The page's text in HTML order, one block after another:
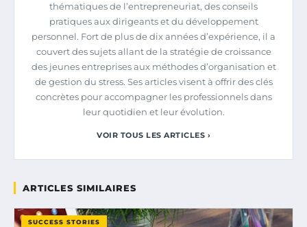
thématiques de l’entrepreneuriat, des conseils
pratiques aux dirigeants et du développement
personnel. Fort de plus de dix années d’expérience, il a
couvert des sujets allant de la stratégie de croissance
des jeunes entreprises aux méthodes d’organisation et
de gestion du stress. Ses articles visent à offrir des clés
concrètes pour accompagner les professionnels dans
leur quotidien et leur évolution.
VOIR TOUS LES ARTICLES ›
ARTICLES SIMILAIRES
SUCCESS STORIES